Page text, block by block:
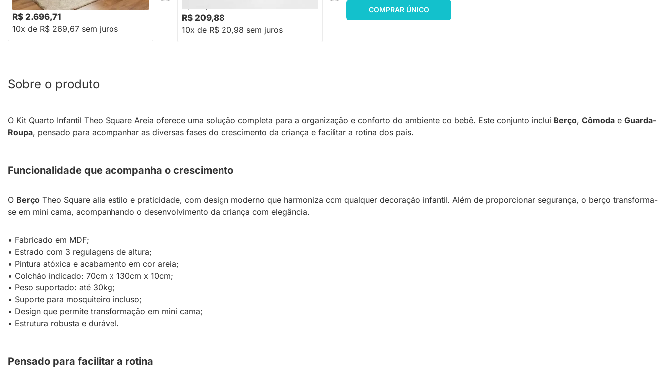
R$ 3.238,88 -16% Economize R$ 542
R$ 2.696,71
10x de R$ 269,67 sem juros
R$ 209,88
10x de R$ 20,98 sem juros
COMPRAR ÚNICO
Sobre o produto
O Kit Quarto Infantil Theo Square Areia oferece uma solução completa para a organização e conforto do ambiente do bebê. Este conjunto inclui Berço, Cômoda e Guarda-
Roupa, pensado para acompanhar as diversas fases do crescimento da criança e facilitar a rotina dos pais.
Funcionalidade que acompanha o crescimento
O Berço Theo Square alia estilo e praticidade, com design moderno que harmoniza com qualquer decoração infantil. Além de proporcionar segurança, o berço transforma-
se em mini cama, acompanhando o desenvolvimento da criança com elegância.
• Fabricado em MDF;
• Estrado com 3 regulagens de altura;
• Pintura atóxica e acabamento em cor areia;
• Colchão indicado: 70cm x 130cm x 10cm;
• Peso suportado: até 30kg;
• Suporte para mosquiteiro incluso;
• Design que permite transformação em mini cama;
• Estrutura robusta e durável.
Pensado para facilitar a rotina